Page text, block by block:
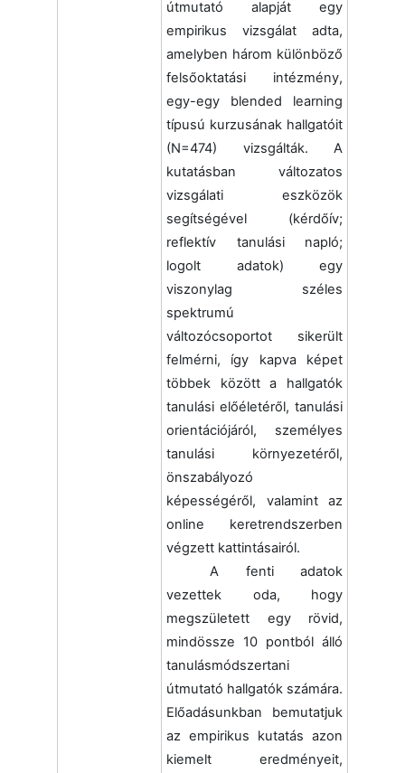
útmutató alapját egy
empirikus vizsgálat adta,
amelyben három különböző
felsőoktatási intézmény,
egy-egy blended learning
típusú kurzusának hallgatóit
(N=474) vizsgálták. A
kutatásban változatos
vizsgálati eszközök
segítségével (kérdőív;
reflektív tanulási napló;
logolt adatok) egy
viszonylag széles
spektrumú
változócsoportot sikerült
felmérni, így kapva képet
többek között a hallgatók
tanulási előéletéről, tanulási
orientációjáról, személyes
tanulási környezetéről,
önszabályozó
képességéről, valamint az
online keretrendszerben
végzett kattintásairól.
A fenti adatok
vezettek oda, hogy
megszületett egy rövid,
mindössze 10 pontból álló
tanulásmódszertani
útmutató hallgatók számára.
Előadásunkban bemutatjuk
az empirikus kutatás azon
kiemelt eredményeit,